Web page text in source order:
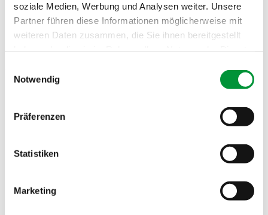
soziale Medien, Werbung und Analysen weiter. Unsere
Partner führen diese Informationen möglicherweise mit
weiteren Daten zusammen, die Sie ihnen bereitgestellt
Notwendig
Präferenzen
Statistiken
Marketing
Für die Bandnudeln
Salz
2 Esslöffel Butter
Die Zutaten